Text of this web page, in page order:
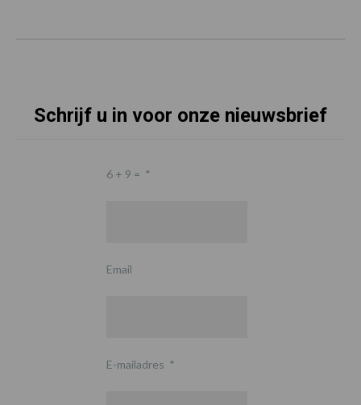
Schrijf u in voor onze nieuwsbrief
6 + 9 = *
Email
E-mailadres *